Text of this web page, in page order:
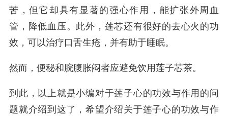
苦，但它却具有显著的强心作用，能扩张外周血
管，降低血压。此外，莲芯还有很好的去心火的功
效，可以治疗口舌生疮，并有助于睡眠。
然而，便秘和脘腹胀闷者应避免饮用莲子芯茶。
到此，以上就是小编对于莲子心的功效与作用的问
题就介绍到这了，希望介绍关于莲子心的功效与作